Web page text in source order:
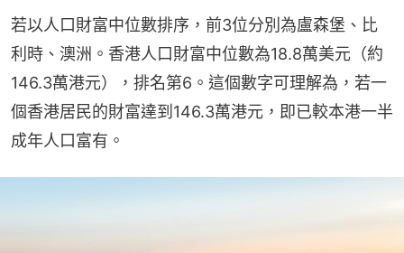
若以人口財富中位數排序，前3位分別為盧森堡、比
利時、澳洲。香港人口財富中位數為18.8萬美元（約
146.3萬港元），排名第6。這個數字可理解為，若一
個香港居民的財富達到146.3萬港元，即已較本港一半
成年人口富有。